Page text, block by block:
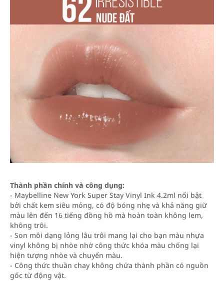
Thành phần chính và công dụng:
- Maybelline New York Super Stay Vinyl Ink 4.2ml nổi bật
bởi chất kem siêu mỏng, có độ bóng nhẹ và khả năng giữ
màu lên đến 16 tiếng đồng hồ mà hoàn toàn không lem,
không trôi.
- Son môi dạng lỏng lâu trôi mang lại cho bạn màu nhựa
vinyl không bị nhòe nhờ công thức khóa màu chống lại
hiện tượng nhòe và chuyển màu.
- Công thức thuần chay không chứa thành phần có nguồn
gốc từ động vật.